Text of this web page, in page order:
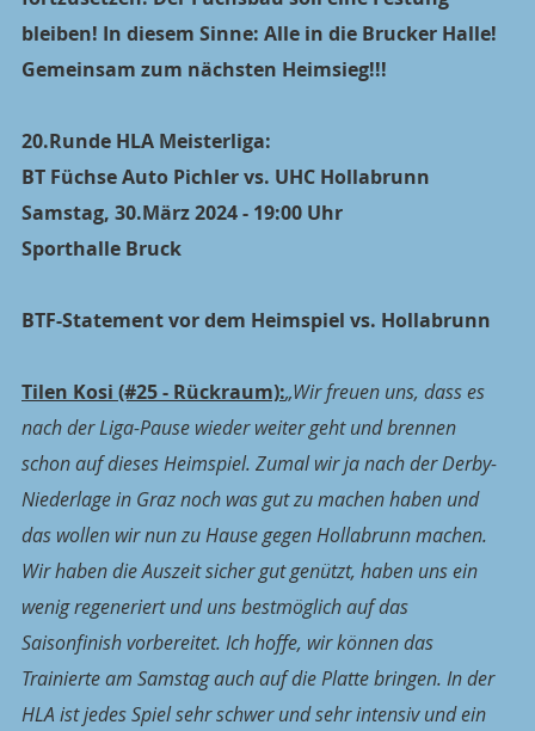
bleiben! In diesem Sinne: Alle in die Brucker Halle!
Gemeinsam zum nächsten Heimsieg!!!
20.Runde HLA Meisterliga:
BT Füchse Auto Pichler vs. UHC Hollabrunn
Samstag, 30.März 2024 - 19:00 Uhr
Sporthalle Bruck
BTF-Statement vor dem Heimspiel vs. Hollabrunn
Tilen Kosi (#25 - Rückraum):„Wir freuen uns, dass es
nach der Liga-Pause wieder weiter geht und brennen
schon auf dieses Heimspiel. Zumal wir ja nach der Derby-
Niederlage in Graz noch was gut zu machen haben und
das wollen wir nun zu Hause gegen Hollabrunn machen.
Wir haben die Auszeit sicher gut genützt, haben uns ein
wenig regeneriert und uns bestmöglich auf das
Saisonfinish vorbereitet. Ich hoffe, wir können das
Trainierte am Samstag auch auf die Platte bringen. In der
HLA ist jedes Spiel sehr schwer und sehr intensiv und ein